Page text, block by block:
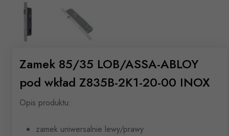
Zamek 85/35 LOB/ASSA-ABLOY
pod wkład Z835B-2K1-20-00 INOX
Opis produktu:
zamek uniwersalnie lewy/prawy